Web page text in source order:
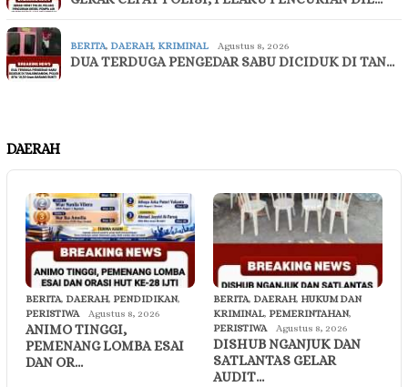
BERITA, DAERAH, KRIMINAL Agustus 8, 2026
DUA TERDUGA PENGEDAR SABU DICIDUK DI TAN…
DAERAH
BERITA, DAERAH, PENDIDIKAN,
PERISTIWA
Agustus 8, 2026
ANIMO TINGGI,
PEMENANG LOMBA ESAI
DAN OR…
BERITA, DAERAH, HUKUM DAN
KRIMINAL, PEMERINTAHAN,
PERISTIWA
Agustus 8, 2026
DISHUB NGANJUK DAN
SATLANTAS GELAR
AUDIT…